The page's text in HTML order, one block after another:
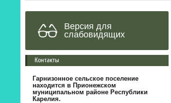
Версия для
слабовидящих
Контакты
Гарнизонное сельское поселение
находится в Прионежском
муниципальном районе Республики
Карелия.